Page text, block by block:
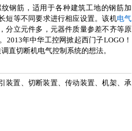
纹钢筋，适用于各种建筑工地的钢筋加
短等不同要求进行相应设置。该机电气
分立元件多，元器件质量参差不齐等原
2013年中华工控网掀起西门子LOGO！
调直切断机电气控制系统的想法。
装置、切断装置、传动装置、机架、承